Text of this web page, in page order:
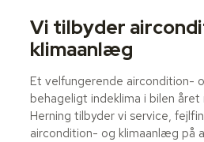
Vi tilbyder
klimaanlæg
Et velfungerende aircondition-
behageligt indeklima i bilen
Herning tilbyder vi service,
aircondition- og klimaanlæg på